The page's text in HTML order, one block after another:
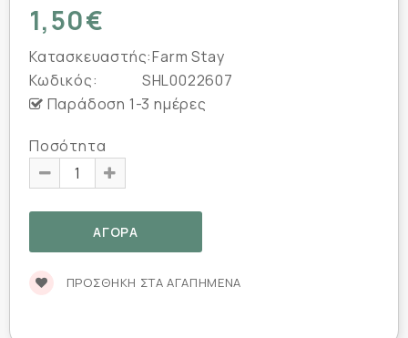
1,50€
Κατασκευαστής:Farm Stay
Κωδικός:
SHL0022607
Παράδοση 1-3 ημέρες
Ποσότητα
ΠΡΟΣΘΉΚΗ ΣΤΑ ΑΓΑΠΗΜΈΝΑ